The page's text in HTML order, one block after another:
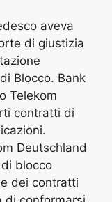
aveva
di giustizia
Blocco. Bank
Telekom
contratti di
Deutschland
blocco
dei contratti